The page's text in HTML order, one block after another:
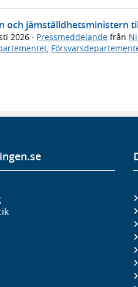
och jämställdhetsministern
2026 · Pressmeddelande från